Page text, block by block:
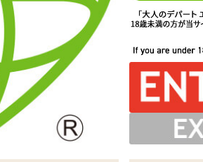
垂らしたい時にもオススメです ※サイズは
ズ実測値です